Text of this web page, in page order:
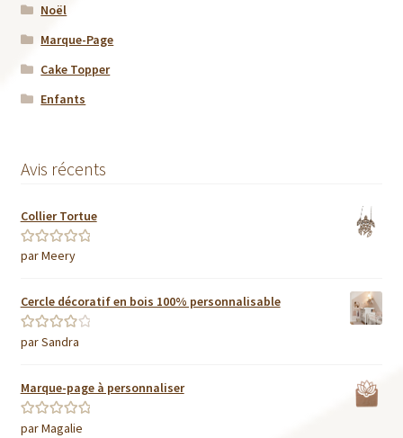
Noël
Marque-Page
Cake Topper
Enfants
Avis récents
Collier Tortue
Note5sur 5
par Meery
Cercle décoratif en bois 100% personnalisable
Note4sur
par Sandra
Marque-page à personnaliser
Note5sur 5
par Magalie